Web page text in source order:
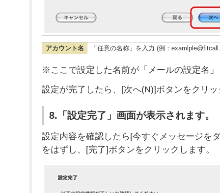
アカウント名 「任意の名称」を入力 (例：
※ここで設定した名前が「メールの設定名
設定が完了したら、[次へ(N)]ボタンをクリ
8.「設定完了」画面が表示されます。
設定内容を確認したら[今すぐメッセージを
をはずし、[完了]ボタンをクリックします。